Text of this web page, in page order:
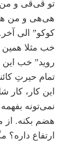
تو قی‌قی و
هی‌هی و من
کوکو” الی
خب مثلا
روید” خب این
تمام حیرتِ
این کار،
نمی‌تونه
هضم بکنه. از
ارتفاع